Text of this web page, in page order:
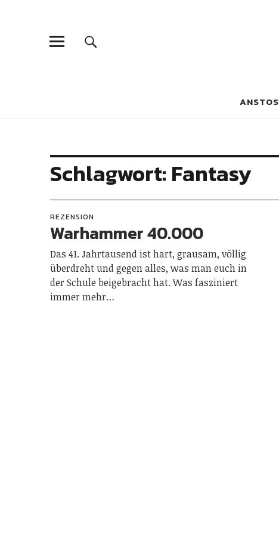
Blaue Narzisse
ANSTOSS
Schlagwort: Fantasy
REZENSION
Warhammer 40.000
Das 41. Jahrtausend ist hart, grausam, völlig
überdreht und gegen alles, was man euch in
der Schule beigebracht hat. Was fasziniert
immer mehr…